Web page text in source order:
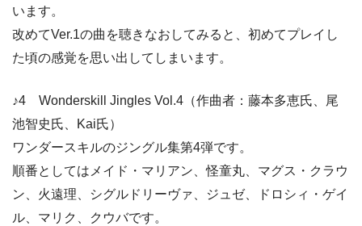
います。
改めてVer.1の曲を聴きなおしてみると、初めてプレイし
た頃の感覚を思い出してしまいます。
♪4 Wonderskill Jingles Vol.4（作曲者：藤本多恵氏、尾
池智史氏、Kai氏）
ワンダースキルのジングル集第4弾です。
順番としてはメイド・マリアン、怪童丸、マグス・クラウ
ン、火遠理、シグルドリーヴァ、ジュゼ、ドロシィ・ゲイ
ル、マリク、クウバです。